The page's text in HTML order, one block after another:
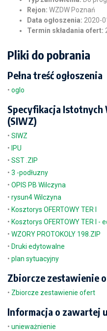
Rejon: WZDW Poznań
Data ogłoszenia: 2020-
Termin składania ofert:
Pliki do pobrania
Pełna treść ogłoszenia
• oglo
Specyfikacja
(SIWZ)
• SIWZ
• IPU
• SST .ZIP
• 3 -podłuzny
• OPIS PB Wilczyna
• rysun4 Wilczyna
• Kosztorys OFERTOWY TER I
• Kosztorys OFERTOWY TER I -
• WZORY PROTOKOLY 198.ZIP
• Druki edytowalne
• plan sytuacyjny
Zbiorcze zestawienie
• Zbiorcze zestawienie ofert
Informacja o zawartej
• unieważnienie